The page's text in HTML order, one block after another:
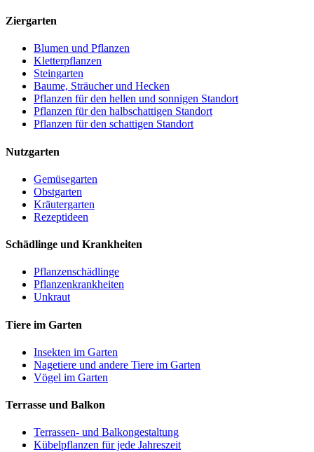
Ziergarten
Blumen und Pflanzen
Kletterpflanzen
Steingarten
Baume, Sträucher und Hecken
Pflanzen für den hellen und sonnigen Standort
Pflanzen für den halbschattigen Standort
Pflanzen für den schattigen Standort
Nutzgarten
Gemüsegarten
Obstgarten
Kräutergarten
Rezeptideen
Schädlinge und Krankheiten
Pflanzenschädlinge
Pflanzenkrankheiten
Unkraut
Tiere im Garten
Insekten im Garten
Nagetiere und andere Tiere im Garten
Vögel im Garten
Terrasse und Balkon
Terrassen- und Balkongestaltung
Kübelpflanzen für jede Jahreszeit